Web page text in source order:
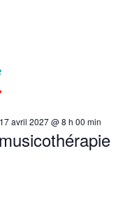
17 avril 2027 @ 8 h 00 min